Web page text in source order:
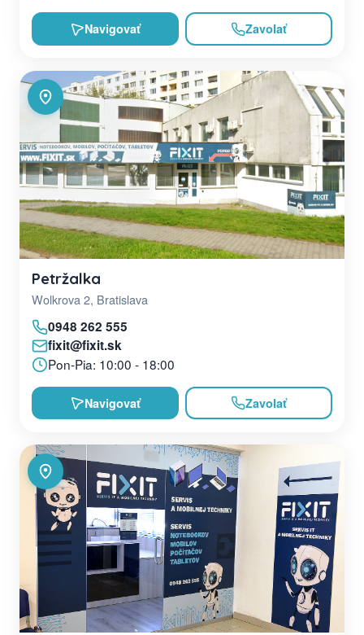
Navigovať Zavolať
Petržalka
Wolkrova 2, Bratislava
0948 262 555
fixit@fixit.sk
Pon-Pia: 10:00 - 18:00
Navigovať Zavolať